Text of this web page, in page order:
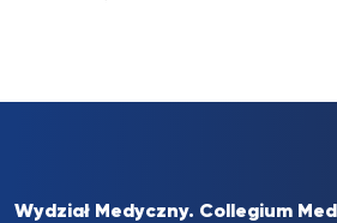
Wydział Medyczny. Collegium